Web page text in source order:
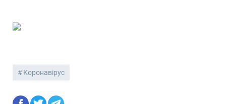
Коронавірус